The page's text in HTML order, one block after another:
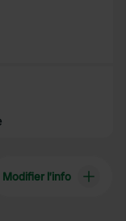
from your use
Modifier l’info